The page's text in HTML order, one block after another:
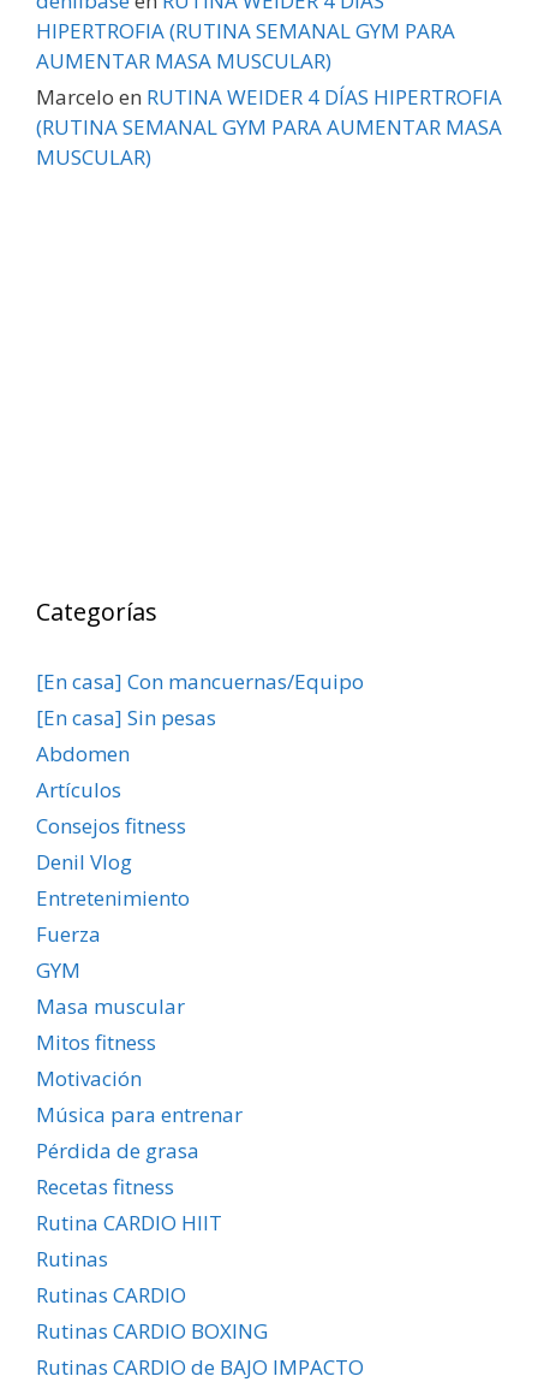
HIPERTROFIA (RUTINA SEMANAL GYM PARA
AUMENTAR MASA MUSCULAR)
Marcelo en RUTINA WEIDER 4 DÍAS HIPERTROFIA
(RUTINA SEMANAL GYM PARA AUMENTAR MASA
MUSCULAR)
Categorías
[En casa] Con mancuernas/Equipo
[En casa] Sin pesas
Abdomen
Artículos
Consejos fitness
Denil Vlog
Entretenimiento
Fuerza
GYM
Masa muscular
Mitos fitness
Motivación
Música para entrenar
Pérdida de grasa
Recetas fitness
Rutina CARDIO HIIT
Rutinas
Rutinas CARDIO
Rutinas CARDIO BOXING
Rutinas CARDIO de BAJO IMPACTO